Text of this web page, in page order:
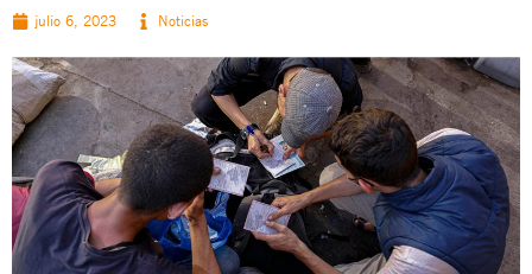
julio 6, 2023 Noticias